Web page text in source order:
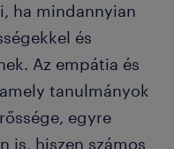
ha mindannyian
és
Az empátia és
tanulmányok
egyre
is, hiszen számos